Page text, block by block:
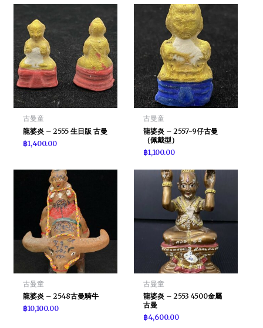
古曼童
龍婆炎 – 2555 生日版 古曼
฿1,400.00
古曼童
龍婆炎 – 2557-9仔古曼
（佩戴型）
฿1,100.00
古曼童
龍婆炎 – 2548古曼騎牛
฿10,100.00
古曼童
龍婆炎 – 2553 4500金屬
古曼
฿4,600.00